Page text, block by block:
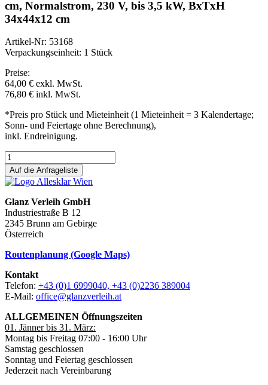
cm, Normalstrom, 230 V, bis 3,5 kW, BxTxH
34x44x12 cm
Artikel-Nr: 53168
Verpackungseinheit: 1 Stück
Preise:
64,00 € exkl. MwSt.
76,80 € inkl. MwSt.
*Preis pro Stück und Mieteinheit (1 Mieteinheit = 3 Kalendertage;
Sonn- und Feiertage ohne Berechnung),
inkl. Endreinigung.
Auf die Anfrageliste
Glanz Verleih GmbH
Industriestraße B 12
2345 Brunn am Gebirge
Österreich
Routenplanung (Google Maps)
Kontakt
Telefon: +43 (0)1 6999040, +43 (0)2236 389004
E-Mail: office@glanzverleih.at
ALLGEMEINEN Öffnungszeiten
01. Jänner bis 31. März:
Montag bis Freitag 07:00 - 16:00 Uhr
Samstag geschlossen
Sonntag und Feiertag geschlossen
Jederzeit nach Vereinbarung